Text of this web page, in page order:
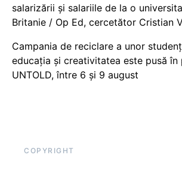
salarizării și salariile de la o
Britanie / Op Ed, cercetător Cristian
Campania de reciclare a unor
educația și creativitatea este pusă în
UNTOLD, între 6 și 9 august
COPYRIGHT